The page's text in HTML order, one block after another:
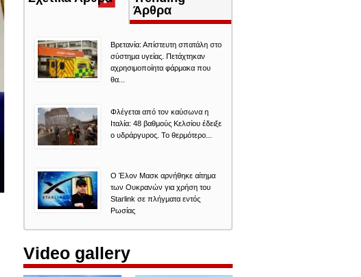
καρτέλα)
Άρθρα
Βρετανία: Απίστευτη σπατάλη στο
σύστημα υγείας. Πετάχτηκαν
αχρησιμοποίητα φάρμακα που
θα...
Φλέγεται από τον καύσωνα η
Ιταλία: 48 βαθμούς Κελσίου έδειξε
ο υδράργυρος. Το θερμότερο...
O Έλον Mασκ αρνήθηκε αίτημα
των Ουκρανών για χρήση του
Starlink σε πλήγματα εντός
Ρωσίας
Video gallery